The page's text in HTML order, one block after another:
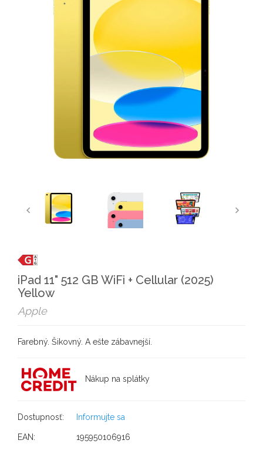
iPad 11" 512 GB WiFi + Cellular (2025)
Yellow
Apple
Farebný. Šikovný. A ešte zábavnejší.
Nákup na splátky
Dostupnosť: Informujte sa
EAN: 195950106916